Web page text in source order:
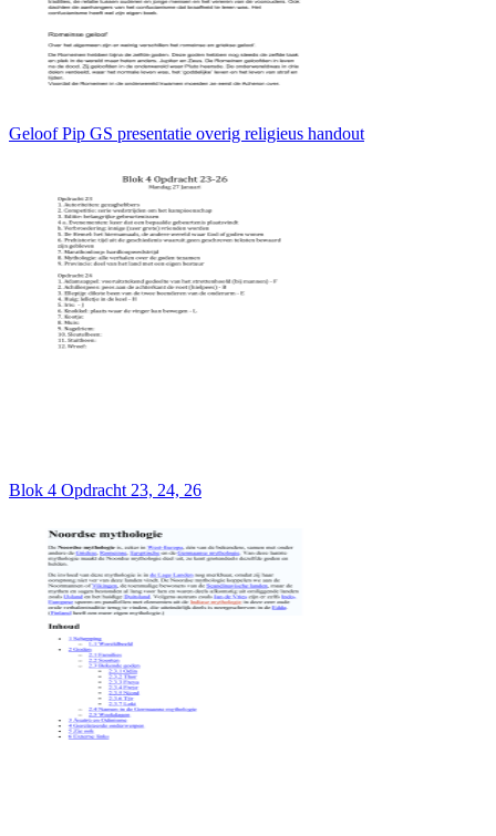
Geloof Pip GS presentatie overig religieus handout
Blok 4 Opdracht 23, 24, 26